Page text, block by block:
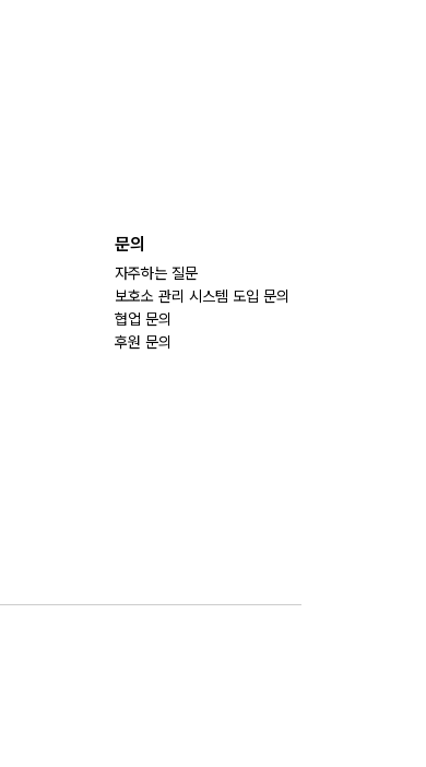
문의
자주하는 질문
보호소 관리 시스템 도입 문의
협업 문의
후원 문의